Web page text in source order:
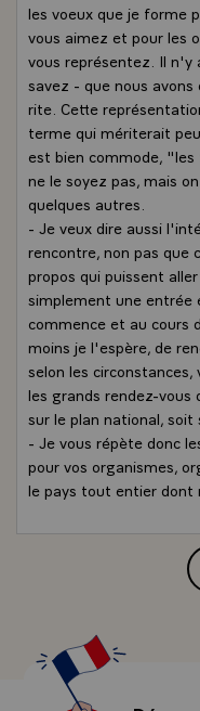
les voeux que je forme
vous aimez et pour les
vous représentez. Il n'y
savez - que nous
rite. Cette
terme qui mériterait
est bien commode,
ne le soyez pas, mais
quelques autres.
- Je veux dire aussi
rencontre, non pas que
propos qui puissent
simplement une entrée
commence et au cours
moins je l'espère, de
selon les
les grands rendez-
sur le plan national, soit
- Je vous répète donc
pour vos organismes,
le pays tout entier dont
intellectuelle, morale,
J'ai noté
interchangeables.
vous, les forces de la
France s'engage cette
irréversible dans